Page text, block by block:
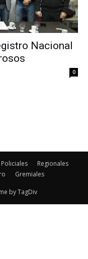
Nacional
0
Policiales
Regionales
Gremiales
by TagDiv